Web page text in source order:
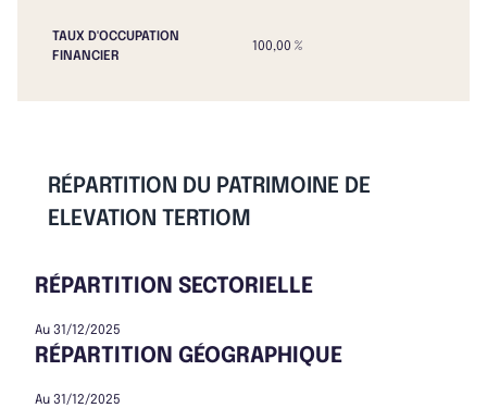
TAUX D'OCCUPATION
FINANCIER
100,00 %
RÉPARTITION DU PATRIMOINE DE
ELEVATION TERTIOM
RÉPARTITION SECTORIELLE
Au 31/12/2025
RÉPARTITION GÉOGRAPHIQUE
Au 31/12/2025